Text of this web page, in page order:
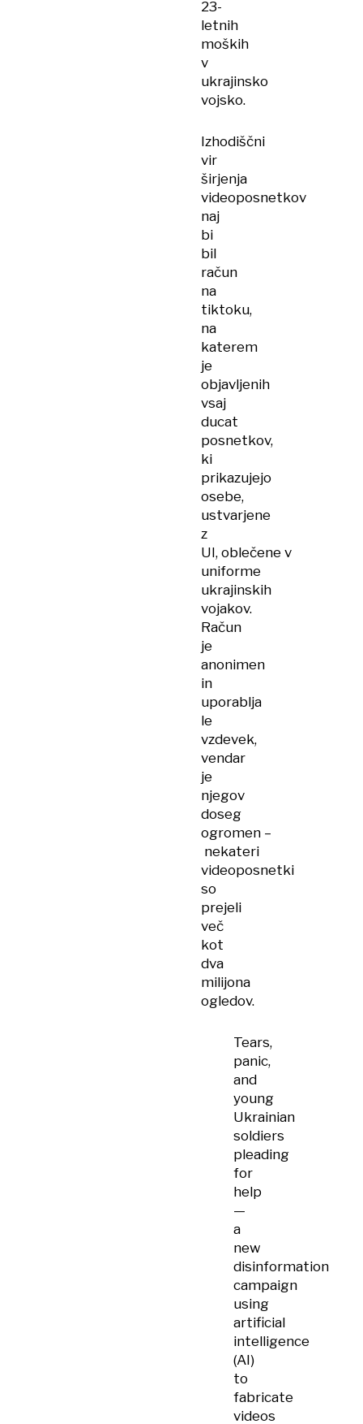
23-
letnih
moških
v
ukrajinsko
vojsko.
Izhodiščni
vir
širjenja
videoposnetkov
naj
bi
bil
račun
na
tiktoku,
na
katerem
je
objavljenih
vsaj
ducat
posnetkov,
ki
prikazujejo
osebe,
ustvarjene
z
UI, oblečene v
uniforme
ukrajinskih
vojakov.
Račun
je
anonimen
in
uporablja
le
vzdevek,
vendar
je
njegov
doseg
ogromen –
nekateri
videoposnetki
so
prejeli
več
kot
dva
milijona
ogledov.
Tears,
panic,
and
young
Ukrainian
soldiers
pleading
for
help
—
a
new
disinformation
campaign
using
artificial
intelligence
(AI)
to
fabricate
videos